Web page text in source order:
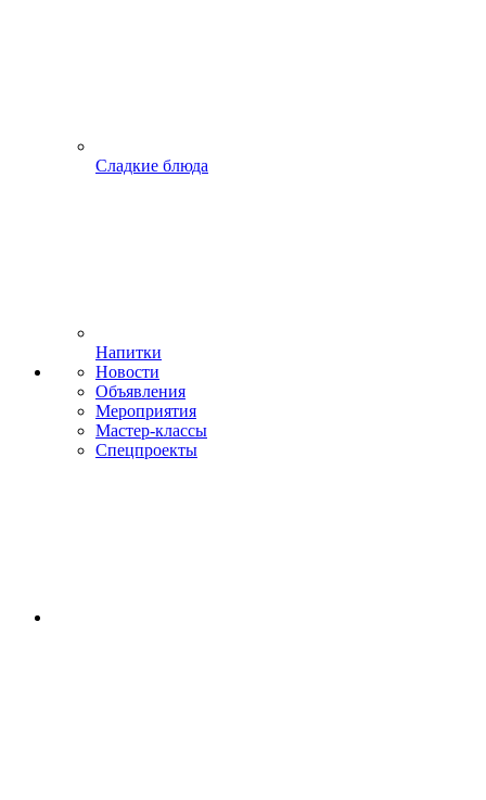
Сладкие блюда
Напитки
Новости
Объявления
Мероприятия
Мастер-классы
Спецпроекты